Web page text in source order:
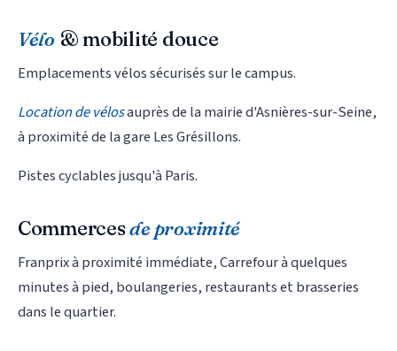
Vélo& mobilité douce
Emplacements vélos sécurisés sur le campus.
Location de vélosauprès de la mairie d'Asnières-sur-Seine,
à proximité de la gare Les Grésillons.
Pistes cyclables jusqu'à Paris.
Commercesde proximité
Franprix à proximité immédiate, Carrefour à quelques
minutes à pied, boulangeries, restaurants et brasseries
dans le quartier.